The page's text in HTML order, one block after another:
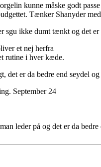
kunne måske godt
Tænker Shanyder
sgu ikke dumt tænkt og det
et nej herfra
rutine i hver kæde.
det er da bedre end seydel
September 24
leder på og det er da bedre